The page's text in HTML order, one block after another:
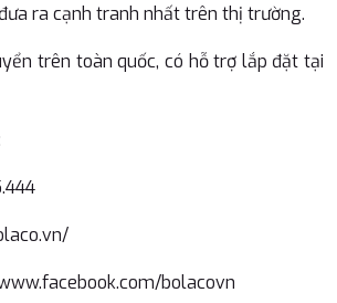
ra cạnh tranh nhất trên thị trường.
trên toàn quốc, có hỗ trợ lắp đặt tại
bolacovn